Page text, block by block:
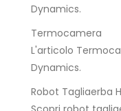
Dynamics.
Termocamera
L'articolo
Dynamics.
Robot Tagliaerba